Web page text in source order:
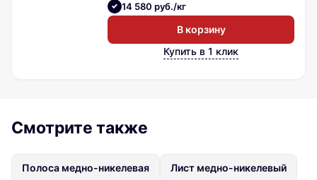
14 580 руб./кг
В корзину
Купить в 1 клик
Смотрите также
Полоса медно-никелевая Лист медно-никелевый